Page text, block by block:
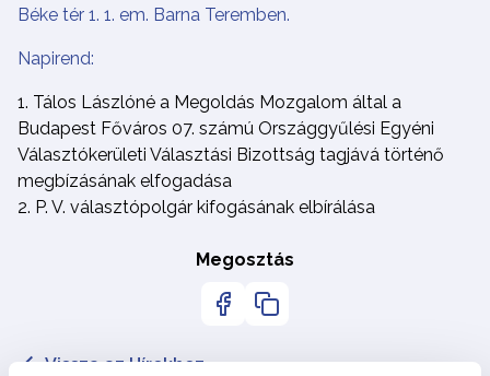
Béke tér 1. 1. em. Barna Teremben.
Napirend:
Tálos Lászlóné a Megoldás Mozgalom által a
Budapest Főváros 07. számú Országgyűlési Egyéni
Választókerületi Választási Bizottság tagjává történő
megbízásának elfogadása
P. V. választópolgár kifogásának elbírálása
Megosztás
Vissza az Hírekhez